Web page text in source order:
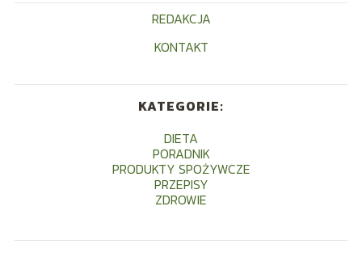
REDAKCJA
KONTAKT
KATEGORIE:
DIETA
PORADNIK
PRODUKTY SPOŻYWCZE
PRZEPISY
ZDROWIE